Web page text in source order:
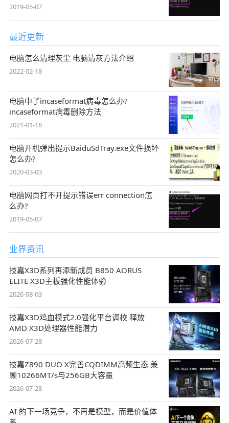
2019-05-07
最近更新
电脑怎么清理灰尘 电脑清灰方法介绍
2022-02-18
电脑中了incaseformat病毒怎么办?
incaseformat病毒删除方法
2021-01-18
电脑开机弹出提示BaiduSdTray.exe文件损坏
怎么办?
2020-03-03
电脑网页打不开提示错误err connection怎
么办?
2019-05-07
业界资讯
技嘉X3D系列再添新成员 B850 AORUS
ELITE X3D主板强化性能体验
2026-08-03
技嘉X3D鸡血模式2.0强化平台调校 释放
AMD X3D处理器性能潜力
2026-07-28
技嘉Z890 DUO X完善CQDIMM高频生态 兼
顾10266MT/s与256GB大容量
2026-07-28
AI 的下一场竞争，不再是模型，而是价值体